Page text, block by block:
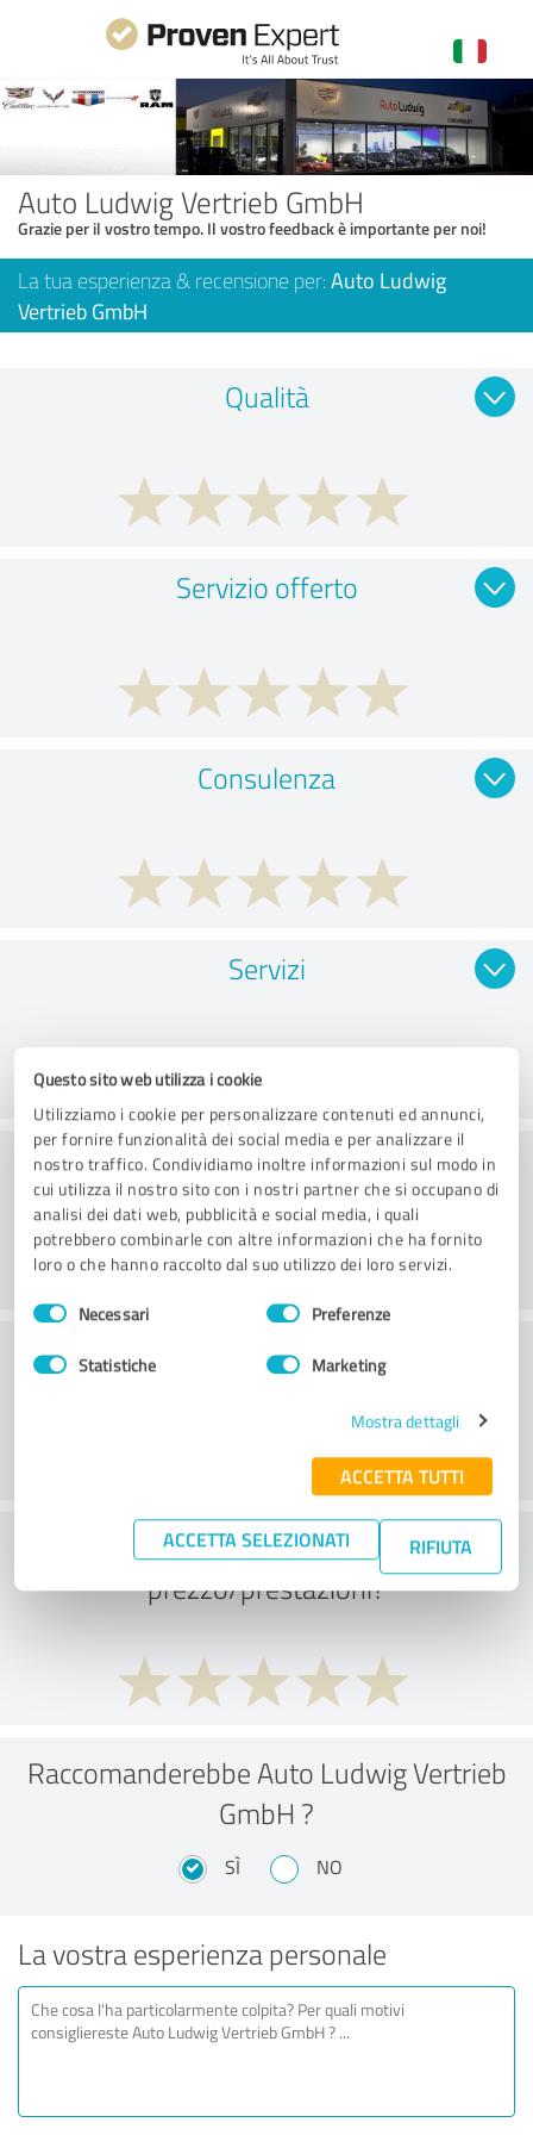
Questo sito web utilizza i cookie
Utilizziamo i cookie per personalizzare contenuti ed annunci,
per fornire funzionalità dei social media e per analizzare il
nostro traffico. Condividiamo inoltre informazioni sul modo in
cui utilizza il nostro sito con i nostri partner che si occupano di
analisi dei dati web, pubblicità e social media, i quali
potrebbero combinarle con altre informazioni che ha fornito
loro o che hanno raccolto dal suo utilizzo dei loro servizi.
Selezione
del
Necessari Preferenze
Statistiche Marketing
Mostra dettagli
ACCETTA TUTTI
ACCETTA SELEZIONATI RIFIUTA
Auto Ludwig Vertrieb GmbH
Grazie per il vostro tempo. Il vostro feedback è importante per noi!
La tua esperienza & recensione per: Auto Ludwig
Vertrieb GmbH
Qualità
Servizio offerto
Consulenza
Servizi
Elaborazione
Servizio clienti
Cosa ne pensate del rapporto
prezzo/prestazioni?
Raccomanderebbe Auto Ludwig Vertrieb
GmbH ?
SÌ NO
La vostra esperienza personale